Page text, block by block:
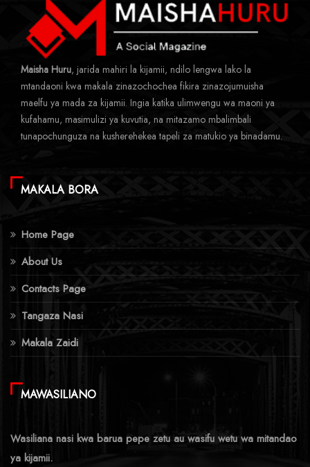
Maisha Huru, jarida mahiri la kijamii, ndilo lengwa lako la
mtandaoni kwa makala zinazochochea fikira zinazojumuisha
maelfu ya mada za kijamii. Ingia katika ulimwengu wa maoni ya
kufahamu, masimulizi ya kuvutia, na mitazamo mbalimbali
tunapochunguza na kusherehekea tapeli za matukio ya binadamu.
MAKALA BORA
Home Page
About Us
Contacts Page
Tangaza Nasi
Makala Zaidi
MAWASILIANO
Wasiliana nasi kwa barua pepe zetu au wasifu wetu wa mitandao
ya kijamii.